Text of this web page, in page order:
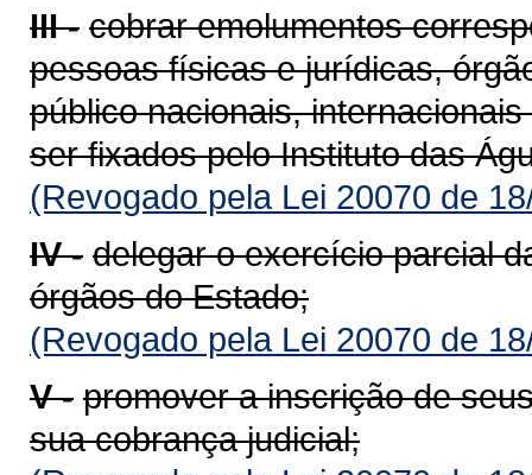
III - cobrar emolumentos
pessoas físicas e jurídicas,
público nacionais,
ser fixados pelo Instituto das
(Revogado pela Lei 20070 de
IV - delegar o exercício parcial
órgãos do Estado;
(Revogado pela Lei 20070 de
V - promover a inscrição de
sua cobrança judicial;